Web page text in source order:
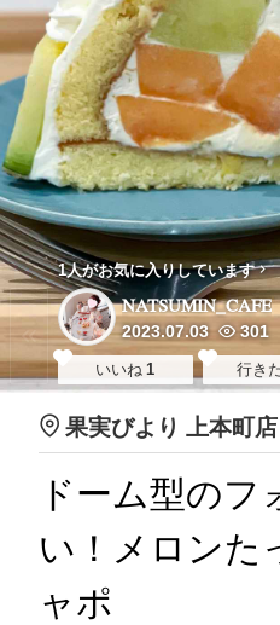
1人がお気に入りしています
NATSUMIN_CAFE
2023.07.03 301
いいね 1 行き
果実びより 上本町店
ドーム型のフ
い！メロンた
ャポ